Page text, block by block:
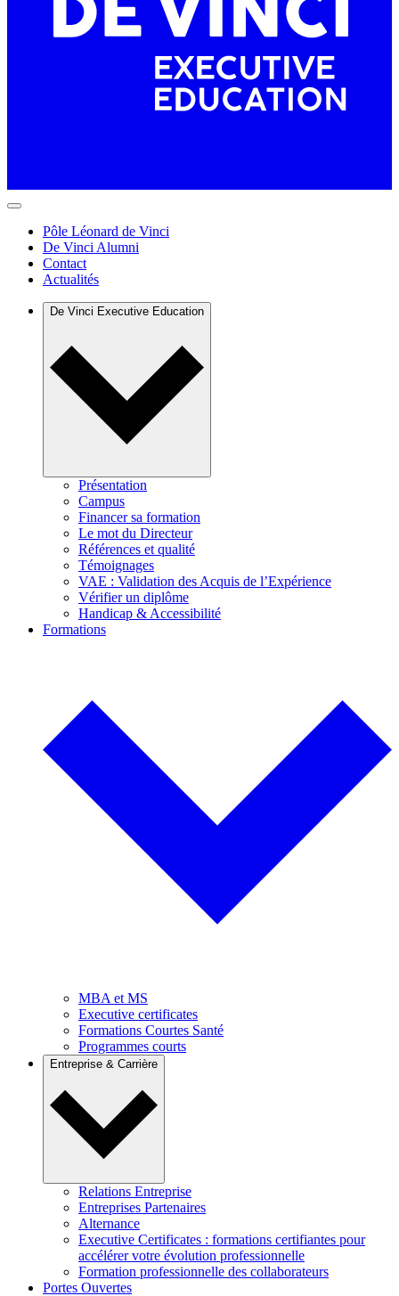
Pôle Léonard de Vinci
De Vinci Alumni
Contact
Actualités
De Vinci Executive Education
Présentation
Campus
Financer sa formation
Le mot du Directeur
Références et qualité
Témoignages
VAE : Validation des Acquis de l’Expérience
Vérifier un diplôme
Handicap & Accessibilité
Formations
MBA et MS
Executive certificates
Formations Courtes Santé
Programmes courts
Entreprise & Carrière
Relations Entreprise
Entreprises Partenaires
Alternance
Executive Certificates : formations certifiantes pour
accélérer votre évolution professionnelle
Formation professionnelle des collaborateurs
Portes Ouvertes